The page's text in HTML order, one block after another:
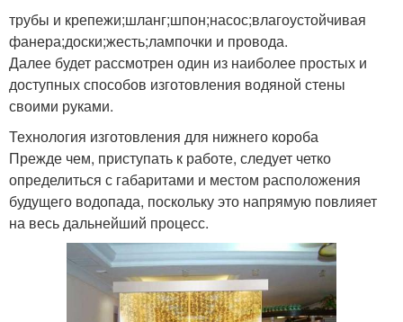
трубы и крепежи;шланг;шпон;насос;влагоустойчивая
фанера;доски;жесть;лампочки и провода.
Далее будет рассмотрен один из наиболее простых и
доступных способов изготовления водяной стены
своими руками.
Технология изготовления для нижнего короба
Прежде чем, приступать к работе, следует четко
определиться с габаритами и местом расположения
будущего водопада, поскольку это напрямую повлияет
на весь дальнейший процесс.